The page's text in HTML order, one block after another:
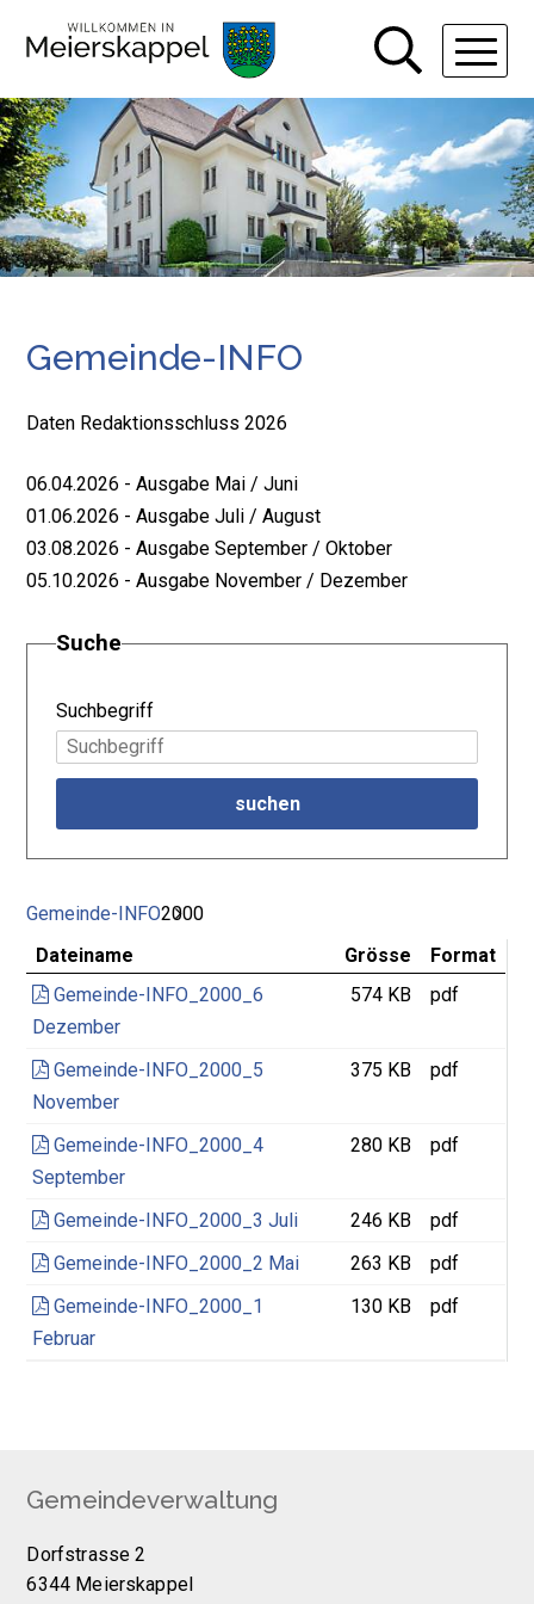
Navigieren in Gemeinde
Schnellnavigation
Gemeinde-INFO
Daten Redaktionsschluss 2026
06.04.2026 - Ausgabe Mai / Juni
01.06.2026 - Ausgabe Juli / August
03.08.2026 - Ausgabe September / Oktober
05.10.2026 - Ausgabe November / Dezember
Suche
Suchbegriff
suchen
Gemeinde-INFO2000
Dateiname
Grösse
Format
Gemeinde-INFO_2000_6
Dezember
574 KB pdf
Gemeinde-INFO_2000_5
November
375 KB pdf
Gemeinde-INFO_2000_4
September
280 KB pdf
Gemeinde-INFO_2000_3 Juli 246 KB
pdf
Gemeinde-INFO_2000_2 Mai
263 KB
pdf
Gemeinde-INFO_2000_1
Februar
130 KB pdf
Gemeindeverwaltung
Dorfstrasse 2
6344 Meierskappel